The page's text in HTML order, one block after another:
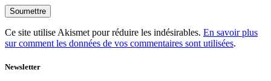
Soumettre
Ce site utilise Akismet pour réduire les indésirables. En savoir plus
sur comment les données de vos commentaires sont utilisées.
Newsletter